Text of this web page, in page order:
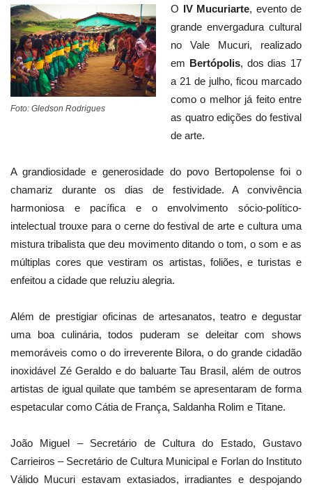
Foto: Gledson Rodrigues
O IV Mucuriarte, evento de
grande envergadura cultural
no Vale Mucuri, realizado
em Bertópolis, dos dias 17
a 21 de julho, ficou marcado
como o melhor já feito entre
as quatro edições do festival
de arte.
A grandiosidade e generosidade do povo Bertopolense foi o
chamariz durante os dias de festividade. A convivência
harmoniosa e pacífica e o envolvimento sócio-político-
intelectual trouxe para o cerne do festival de arte e cultura uma
mistura tribalista que deu movimento ditando o tom, o som e as
múltiplas cores que vestiram os artistas, foliões, e turistas e
enfeitou a cidade que reluziu alegria.
Além de prestigiar oficinas de artesanatos, teatro e degustar
uma boa culinária, todos puderam se deleitar com shows
memoráveis como o do irreverente Bilora, o do grande cidadão
inoxidável Zé Geraldo e do baluarte Tau Brasil, além de outros
artistas de igual quilate que também se apresentaram de forma
espetacular como Cátia de França, Saldanha Rolim e Titane.
João Miguel – Secretário de Cultura do Estado, Gustavo
Carrieiros – Secretário de Cultura Municipal e Forlan do Instituto
Válido Mucuri estavam extasiados, irradiantes e despojando